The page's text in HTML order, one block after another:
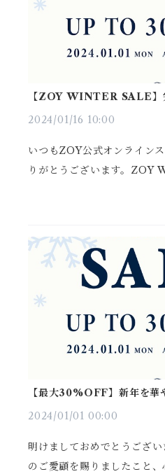
【ZOY WINTER SALE】
2024/01/16 10:00
いつもZOY公式オンライン
りがとうございます。ZOY
ご覧頂きましたか？開催後
【最大30%OFF】新年を
2024/01/01 00:00
明けましておめでとうござ
のご愛顧を賜りましたこと